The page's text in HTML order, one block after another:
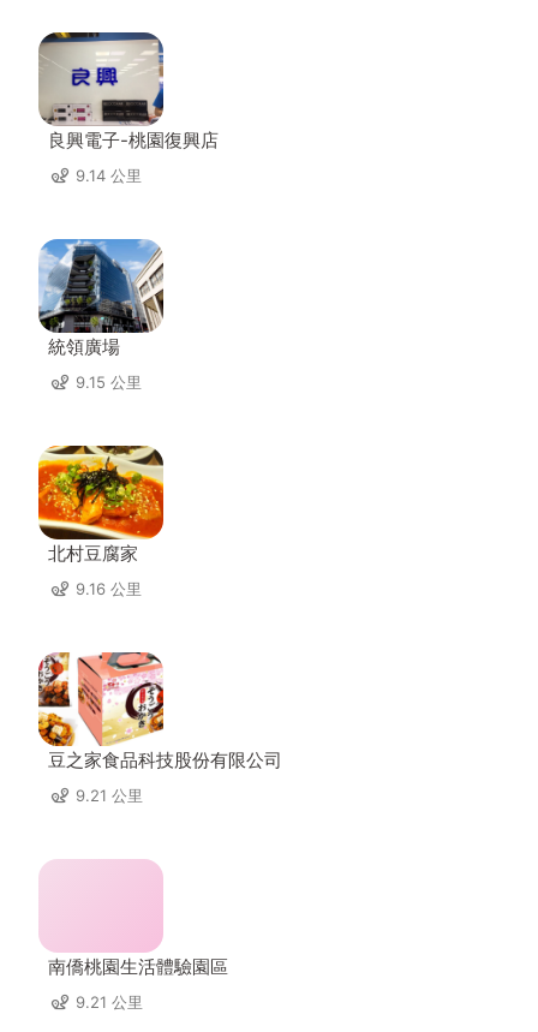
良興電子-桃園復興店
9.14 公里
統領廣場
9.15 公里
北村豆腐家
9.16 公里
豆之家食品科技股份有限公司
9.21 公里
南僑桃園生活體驗園區
9.21 公里